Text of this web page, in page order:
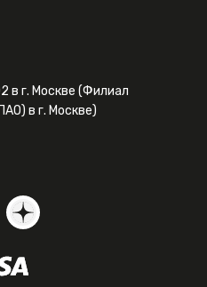
г. Москве (Филиал
в г. Москве)